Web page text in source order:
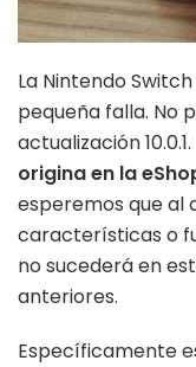
La Nintendo
pequeña falla. No
actualización
origina en la
esperemos que al
características o
no sucederá en
anteriores.
Específicamente